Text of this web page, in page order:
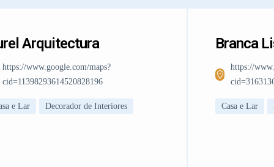
Arquitectura
https://www.google.com/maps?
cid=11398293614520828196
e Lar Decorador de Interiores
Branca
https://
Casa e Lar